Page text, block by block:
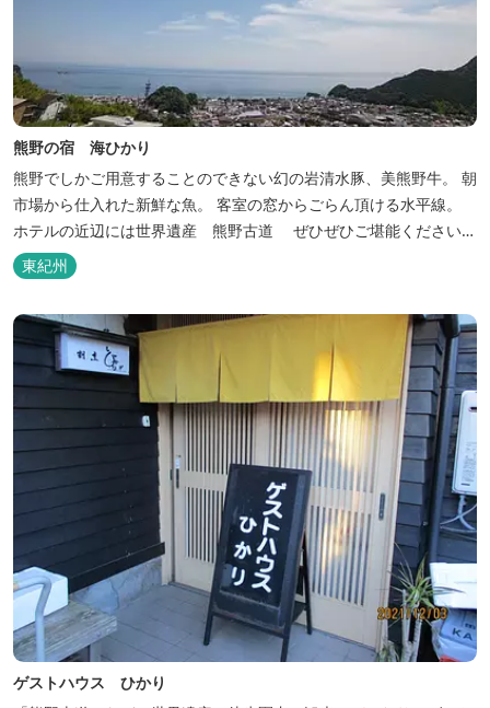
熊野の宿 海ひかり
熊野でしかご用意することのできない幻の岩清水豚、美熊野牛。 朝
市場から仕入れた新鮮な魚。 客室の窓からごらん頂ける水平線。
ホテルの近辺には世界遺産 熊野古道 ぜひぜひご堪能くださいま
せ。
東紀州
ゲストハウス ひかり